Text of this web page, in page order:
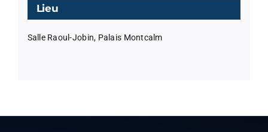
Lieu
Salle Raoul-Jobin, Palais Montcalm